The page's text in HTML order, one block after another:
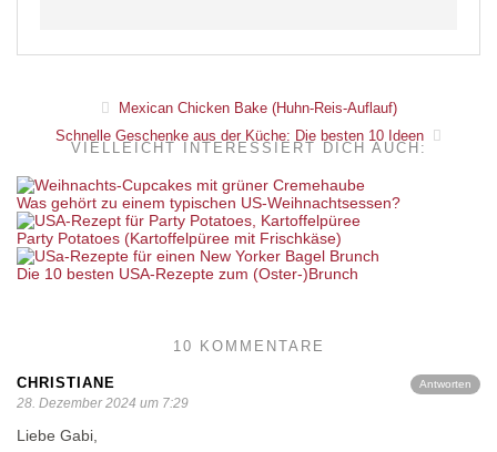
Mexican Chicken Bake (Huhn-Reis-Auflauf)
Schnelle Geschenke aus der Küche: Die besten 10 Ideen
VIELLEICHT INTERESSIERT DICH AUCH:
Was gehört zu einem typischen US-Weihnachtsessen?
Party Potatoes (Kartoffelpüree mit Frischkäse)
Die 10 besten USA-Rezepte zum (Oster-)Brunch
10 KOMMENTARE
Antworten
CHRISTIANE
28. Dezember 2024 um 7:29
Liebe Gabi,